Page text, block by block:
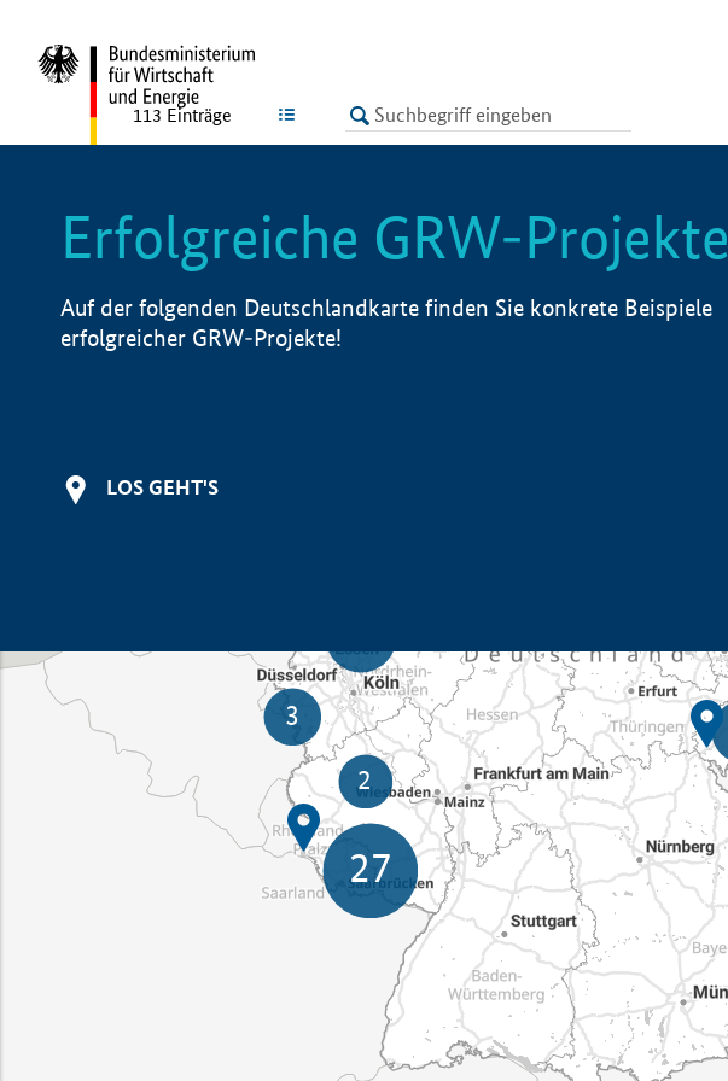
LISTE
113 Einträge
Erfolgreiche GRW-Projekte
Auf der folgenden Deutschlandkarte finden Sie konkrete Beispiele
erfolgreicher GRW-Projekte!
LOS GEHT'S